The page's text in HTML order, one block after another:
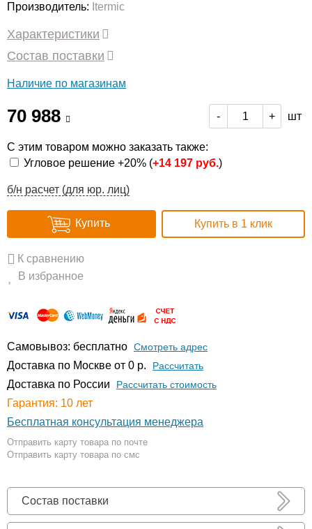
Производитель: Itermic
Характеристики
Состав поставки
Наличие по магазинам
70 988 - + шт
С этим товаром можно заказать также:
Угловое решение +20% (+14 197 руб.)
б/н расчет (для юр. лиц)
Купить Купить в 1 клик
К сравнению
В избранное
Самовывоз: бесплатно Смотреть адрес
Доставка по Москве от 0 р. Расcчитать
Доставка по России Рассчитать стоимость
Гарантия: 10 лет
Бесплатная консультация менеджера
Отправить карту товара по почте
Отправить карту товара по смс
Состав поставки